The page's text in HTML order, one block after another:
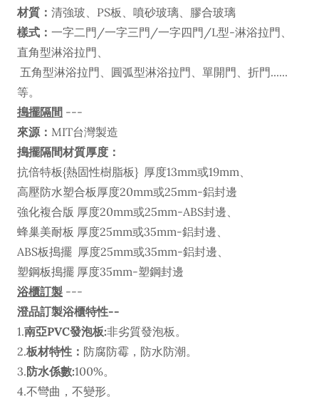
材質： 清強玻、PS板、噴砂玻璃、膠合玻璃
樣式： 一字二門/一字三門/一字四門/L型-淋浴拉門、
直角型淋浴拉門、
五角型淋浴拉門、圓弧型淋浴拉門、單開門、折門......
等。
搗擺隔間 ---
來源： MIT台灣製造
搗擺隔間材質厚度：
抗倍特板{熱固性樹脂板} 厚度13mm或19mm、
高壓防水塑合板厚度20mm或25mm-鋁封邊
強化複合版 厚度20mm或25mm-ABS封邊、
蜂巢美耐板 厚度25mm或35mm-鋁封邊、
ABS板搗擺 厚度25mm或35mm-鋁封邊、
塑鋼板搗擺 厚度35mm-塑鋼封邊
浴櫃訂製 ---
澄品訂製浴櫃特性--
1.南亞PVC發泡板:非劣質發泡板。
2.板材特性： 防腐防霉，防水防潮。
3.防水係數:100%。
4.不彎曲，不變形。